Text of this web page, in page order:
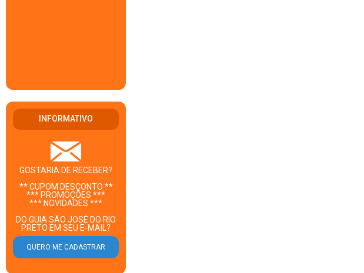
INFORMATIVO
GOSTARIA DE RECEBER?
** CUPOM DESCONTO **
*** PROMOÇÕES ***
*** NOVIDADES ***
DO GUIA SÃO JOSÉ DO RIO
PRETO EM SEU E-MAIL?